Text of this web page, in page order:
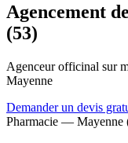
Agencement
(53)
Agenceur officinal sur
Mayenne
Demander un devis
Pharmacie — Mayenne